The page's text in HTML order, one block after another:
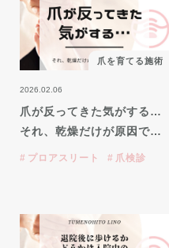
爪を育てる施術
2026.02.06
爪が反ってきた気がする…
それ、乾燥だけが原因で…
プロアスリート 爪検診